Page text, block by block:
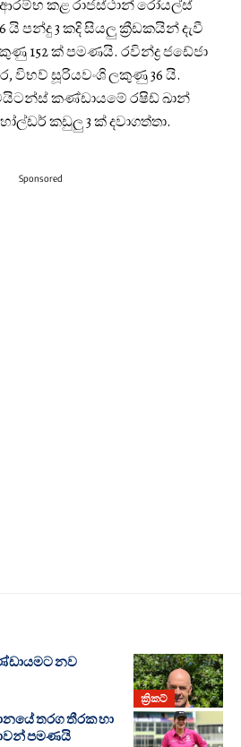
කළ රාජස්ථාන් රෝයල්ස්
පන්දු 3 කදි සියලු ක්‍රීඩකයින් දැවී
152 ක් පමණයි. රවින්ද්‍ර ජඩේජා
විභව් සූරියවංශි ලකුණු 36 යි.
කණ්ඩායමේ රෂිඩ් ඛාන්
කඩුලු 3 ක් දවාගත්තා.
Sponsored
ක්‍රිකට්
නව
තරග තීරක හා
පමණයි